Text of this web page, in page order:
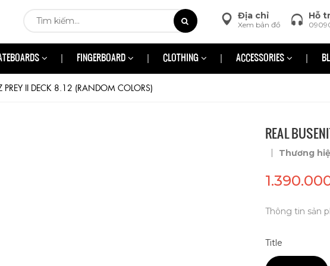
Hỗ
Địa chỉ
Xem bản đồ
FINGERBOARD CLOTHING ACCESSORIES
PREY II DECK 8.12 (RANDOM COLORS)
REAL
| Thương
Thông tin sản
Title